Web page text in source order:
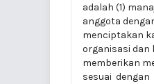
adalah (1)
anggota
menciptakan
organisasi dan
memberikan
sesuai